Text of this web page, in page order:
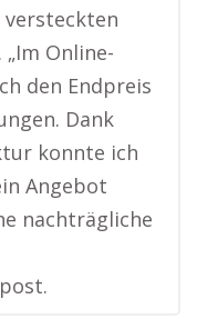
Online-
den Endpreis
Dank
konnte ich
Angebot
nachträgliche